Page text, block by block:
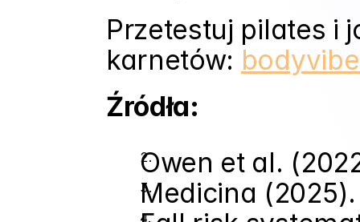
Przetestuj pilates i
karnetów:
Źródła:
Owen et al.
Medicina